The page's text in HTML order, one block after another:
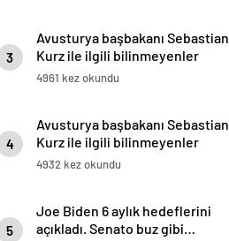
3
Avusturya başbakanı Sebastian
Kurz ile ilgili bilinmeyenler
4961 kez okundu
4
Avusturya başbakanı Sebastian
Kurz ile ilgili bilinmeyenler
4932 kez okundu
5
Joe Biden 6 aylık hedeflerini
açıkladı. Senato buz gibi…